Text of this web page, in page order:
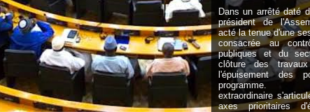
Dans un arrêté daté du 06 août 2026, le
président de l'Assemblée nationale a
acté la tenue d'une session extraordinaire
consacrée au contrôle des finances
publiques et du secteur maritime. La
clôture des travaux interviendra dès
l'épuisement des points inscrits au
programme. Cette session
extraordinaire s'articulera autour de deux
axes prioritaires d'évaluation et de